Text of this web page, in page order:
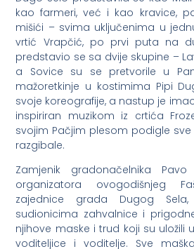
kao farmeri, već i kao kravice,
mišići – svima uključenima u
vrtić Vrapčić, po prvi puta na
predstavio se sa dvije skupine –
a Sovice su se pretvorile u
mažoretkinje u kostimima Pipi
svoje koreografije, a nastup je
inspiriran muzikom iz crtića
svojim Pačjim plesom podigle
razgibale.
Zamjenik gradonačelnika
organizatora ovogodišnjeg
zajednice grada Dugog
sudionicima zahvalnice i
njihove maske i trud koji su uložili
voditeljice i voditelje. Sve